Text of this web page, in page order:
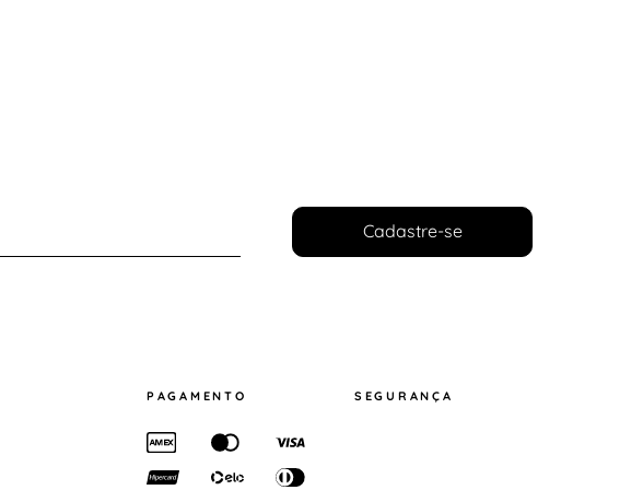
Cadastre-se
PAGAMENTO SEGURANÇA